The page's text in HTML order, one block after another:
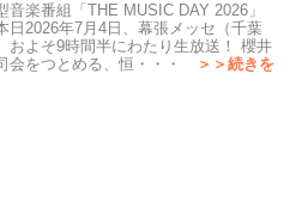
音楽番組「THE MUSIC DAY 2026」
日2026年7月4日、幕張メッセ（千葉
およそ9時間半にわたり生放送！ 櫻井
会をつとめる、恒・・・
＞＞続きを